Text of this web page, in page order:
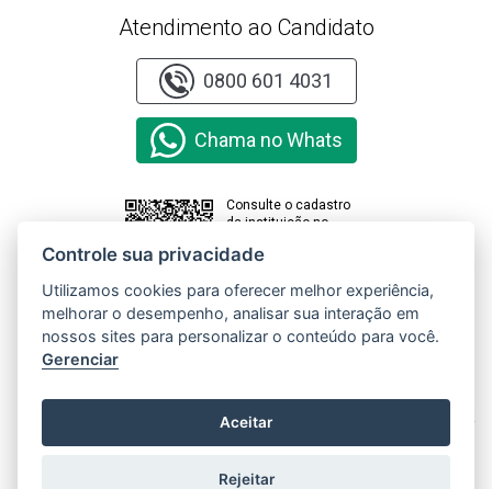
Atendimento ao Candidato
0800 601 4031
Chama no Whats
Consulte o cadastro
da instituição no
Clique aqui e
acesse o
Salarial de
Copyright © 2000 - 2026 Universidade Paranaense. Todos os direitos
Controle sua privacidade
Utilizamos cookies para oferecer melhor experiência,
melhorar o desempenho, analisar sua interação em
nossos sites para personalizar o conteúdo para você.
Gerenciar
Aceitar
Rejeitar